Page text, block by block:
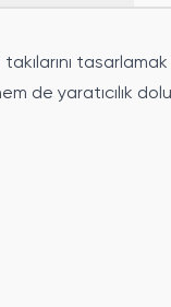
takılarını
de yaratıcılık